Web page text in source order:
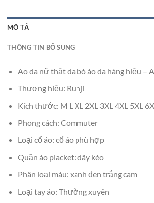
MÔ TẢ
THÔNG TIN BỔ SUNG
Áo da nữ thật da bò áo da hàng hiệu –
Thương hiệu: Runji
Kích thước: M L XL 2XL 3XL 4XL 5XL
Phong cách: Commuter
Loại cổ áo: cổ áo phù hợp
Quần áo placket: dây kéo
Phân loại màu: xanh đen trắng cam
Loại tay áo: Thường xuyên